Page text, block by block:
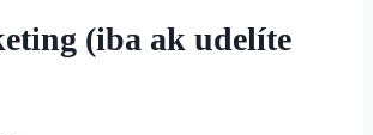
(iba ak udelíte